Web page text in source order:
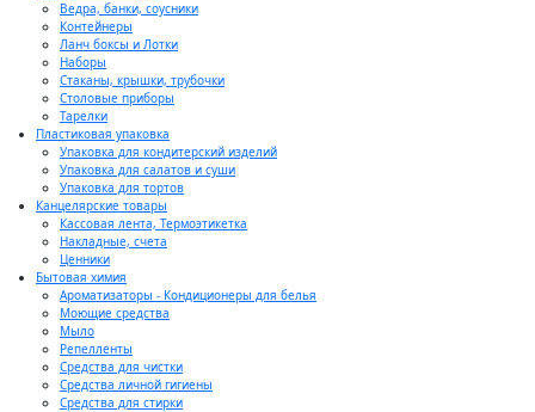
Ведра, банки, соусники
Контейнеры
Ланч боксы и Лотки
Наборы
Стаканы, крышки, трубочки
Столовые приборы
Тарелки
Пластиковая упаковка
Упаковка для кондитерский изделий
Упаковка для салатов и суши
Упаковка для тортов
Канцелярские товары
Кассовая лента, Термоэтикетка
Накладные, счета
Ценники
Бытовая химия
Ароматизаторы - Кондиционеры для белья
Моющие средства
Мыло
Репелленты
Средства для чистки
Средства личной гигиены
Средства для стирки